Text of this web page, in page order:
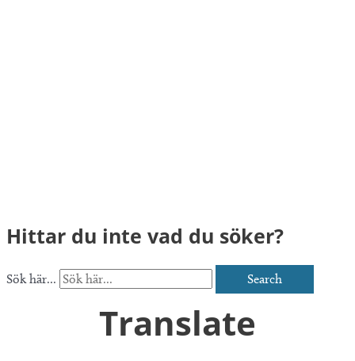
Hittar du inte vad du söker?
Sök här... Search
Translate